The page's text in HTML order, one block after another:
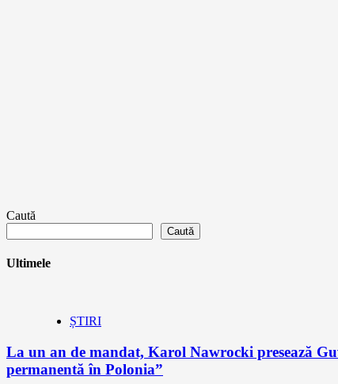
Caută
Caută
Ultimele
ȘTIRI
La un an de mandat, Karol Nawrocki presează
permanentă în Polonia”